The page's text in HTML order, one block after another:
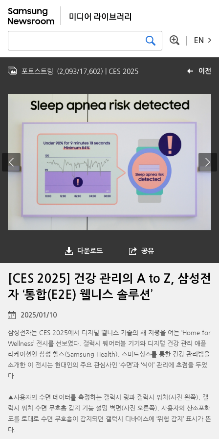
EN
이전
포토스트림 (2,093/17,602) | CES 2025
다운로드 공유
[CES 2025] 건강 관리의 A to Z, 삼성전
자 ‘통합(E2E) 웰니스 솔루션’
2025/01/10
삼성전자는 CES 2025에서 디지털 웰니스 기술의 새 지평을 여는 ‘Home for
Wellness’ 전시를 선보였다. 갤럭시 웨어러블 기기와 디지털 건강 관리 애플
리케이션인 삼성 헬스(Samsung Health), 스마트싱스를 통한 건강 관리법을
소개한 이 전시는 현대인의 주요 관심사인 ‘수면’과 ‘식이’ 관리에 초점을 두었
다.
▲사용자의 수면 데이터를 측정하는 갤럭시 링과 갤럭시 워치(사진 왼쪽), 갤
럭시 워치 수면 무호흡 감지 기능 설명 벽면(사진 오른쪽). 사용자의 산소포화
도를 토대로 수면 무호흡이 감지되면 갤럭시 디바이스에 ‘위험 감지’ 표시가 뜬
다.